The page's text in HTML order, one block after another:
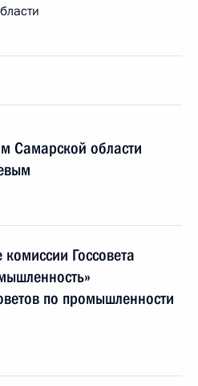
Самарской области
Госсовета
по промышленности